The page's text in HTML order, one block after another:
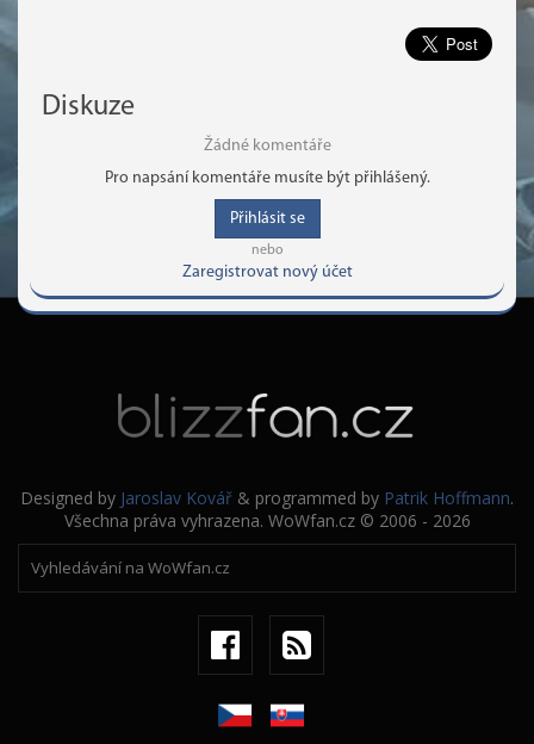
Diskuze
Žádné komentáře
Pro napsání komentáře musíte být přihlášený.
Přihlásit se
nebo
Zaregistrovat nový účet
Designed by Jaroslav Kovář & programmed by Patrik Hoffmann.
Všechna práva vyhrazena. WoWfan.cz © 2006 - 2026